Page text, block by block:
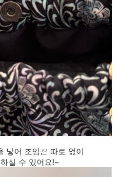
넣어 조임끈 따로 없이
실 수 있어요!~